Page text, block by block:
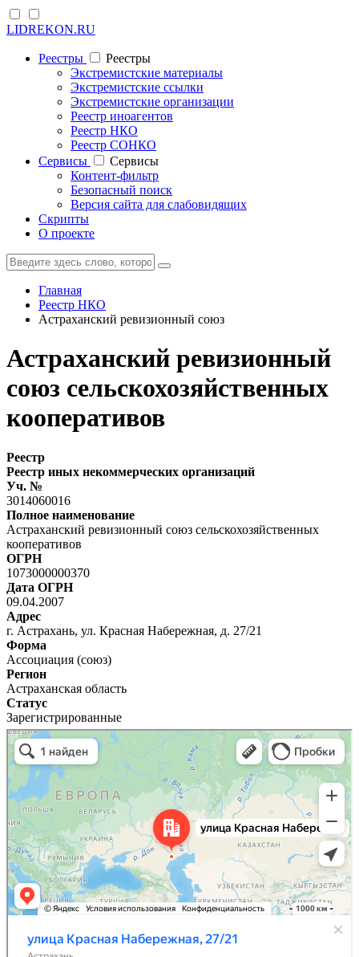
LIDREKON.RU
Реестры
Реестры
Экстремистские материалы
Экстремистские ссылки
Экстремистские организации
Реестр иноагентов
Реестр НКО
Реестр СОНКО
Cервисы
Cервисы
Контент-фильтр
Безопасный поиск
Версия сайта для слабовидящих
Скрипты
О проекте
Главная
Реестр НКО
Астраханский ревизионный союз
Астраханский ревизионный
союз сельскохозяйственных
кооперативов
Реестр
Реестр иных некоммерческих организаций
Уч. №
3014060016
Полное наименование
Астраханский ревизионный союз сельскохозяйственных
кооперативов
ОГРН
1073000000370
Дата ОГРН
09.04.2007
Адрес
г. Астрахань, ул. Красная Набережная, д. 27/21
Форма
Ассоциация (союз)
Регион
Астраханская область
Статус
Зарегистрированные